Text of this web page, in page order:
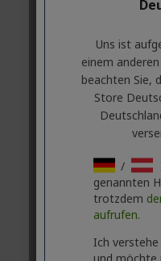
Uns ist
einem
beachten Sie,
Store
/
genannten
trotzdem
aufrufen.
Ich
und möchte